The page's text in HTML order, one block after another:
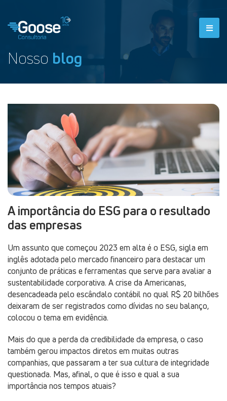
Nosso blog
A importância do ESG para o resultado
das empresas
Um assunto que começou 2023 em alta é o ESG, sigla em
inglês adotada pelo mercado financeiro para destacar um
conjunto de práticas e ferramentas que serve para avaliar a
sustentabilidade corporativa. A crise da Americanas,
desencadeada pelo escândalo contábil no qual R$ 20 bilhões
deixaram de ser registrados como dívidas no seu balanço,
colocou o tema em evidência.
Mais do que a perda da credibilidade da empresa, o caso
também gerou impactos diretos em muitas outras
companhias, que passaram a ter sua cultura de integridade
questionada. Mas, afinal, o que é isso e qual a sua
importância nos tempos atuais?